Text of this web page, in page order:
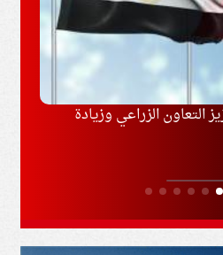
التعاون الزراعي وزيادة